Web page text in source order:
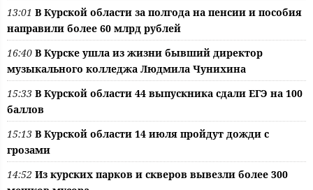
13:01 В Курской области за полгода на пенсии и пособия
направили более 60 млрд рублей
16:40 В Курске ушла из жизни бывший директор
музыкального колледжа Людмила Чунихина
15:33 В Курской области 44 выпускника сдали ЕГЭ на 100
баллов
15:13 В Курской области 14 июля пройдут дожди с
грозами
14:52 Из курских парков и скверов вывезли более 300